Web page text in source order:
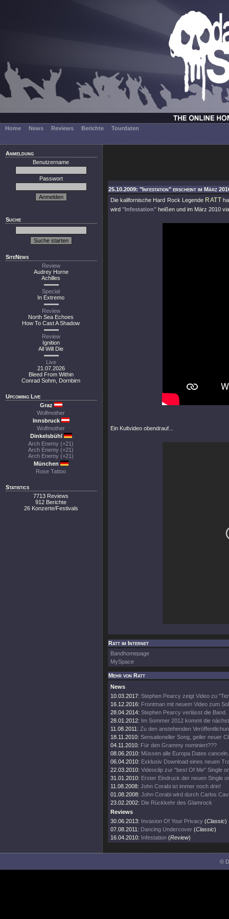
Home News Reviews Berichte Tourdaten
Anmeldung
Benutzername
Passwort
Suche
SiteNews
Review
Audrey Horne
Achilles
Special
In Extremo
Review
North Sea Echoes
How To Cast A Shadow
Review
Ignition
All Will Die
Live
21.07.2026
Bleed From Within
Conrad Sohm, Dornbirn
Upcoming Live
Graz
Wolfmother
Innsbruck
Wolfmother
Dinkelsbühl
Arch Enemy (+21)
Arch Enemy (+21)
Arch Enemy (+21)
München
Rose Tattoo
Statistics
7713 Reviews
912 Berichte
26 Konzerte/Festivals
25.10.2009: "Infestation" erscheint im März
Die kalifornische Hard Rock Legende RATT
wird "Infestation" heißen und im März 2010
Ein Kultvideo obendrauf...
Ratt im Internet
Bandhomepage
MySpace
Mehr von Ratt
News
10.03.2017: Stephen Pearcy zeigt Video zu
16.12.2016: Frontman mit neuem Video zum
28.04.2014: Stephen Pearcy verlässt die Band.
28.01.2012: Im Sommer 2012 kommt die
11.08.2011: Zu den anstehenden
18.11.2010: Sensationeller Song, geiler neuer
04.11.2010: Für den Grammy nominiert???
08.06.2010: Müssen alle Europa Dates canceln.
06.04.2010: Exklusiv Download eines neuen
22.03.2010: Videoclip zur "best Of Me" Single
31.01.2010: Erster Eindruck der neuen Single
11.08.2008: John Corabi ist immer noch drin!
01.08.2008: John Corabi wird durch Carlos
23.02.2002: Die Rückkehr des Glamrock
Reviews
30.06.2013: Invasion Of Your Privacy (Classic)
07.08.2011: Dancing Undercover (Classic)
16.04.2010: Infestation (Review)
©